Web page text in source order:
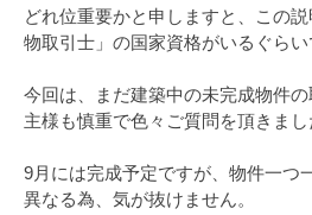
どれ位重要かと申しますと、この
物取引士」の国家資格がいるぐらい
今回は、まだ建築中の未完成物件
主様も慎重で色々ご質問を頂きまし
9月には完成予定ですが、物件一つ
異なる為、気が抜けません。